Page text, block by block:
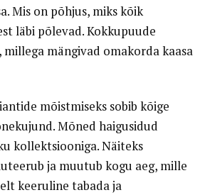
Mis on põhjus, miks kõik
läbi põlevad. Kokkupuude
mängivad omakorda kaasa
mõistmiseks sobib kõige
Mõned haigusidud
kollektsiooniga. Näiteks
ja muutub kogu aeg, mille
keeruline tabada ja